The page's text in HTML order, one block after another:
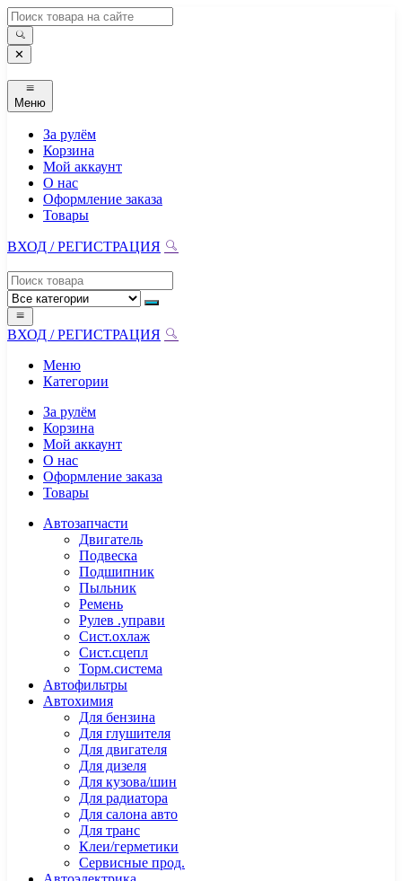
Перейти
к
содержимому
✕
Меню
За рулём
Корзина
Мой аккаунт
О нас
Оформление заказа
Товары
ВХОД / РЕГИСТРАЦИЯ
ВХОД / РЕГИСТРАЦИЯ
Меню
Категории
За рулём
Корзина
Мой аккаунт
О нас
Оформление заказа
Товары
Автозапчасти
Двигатель
Подвеска
Подшипник
Пыльник
Ремень
Рулев .управи
Сист.охлаж
Сист.сцепл
Торм.система
Автофильтры
Автохимия
Для бензина
Для глушителя
Для двигателя
Для дизеля
Для кузова/шин
Для радиатора
Для салона авто
Для транс
Клеи/герметики
Сервисные прод.